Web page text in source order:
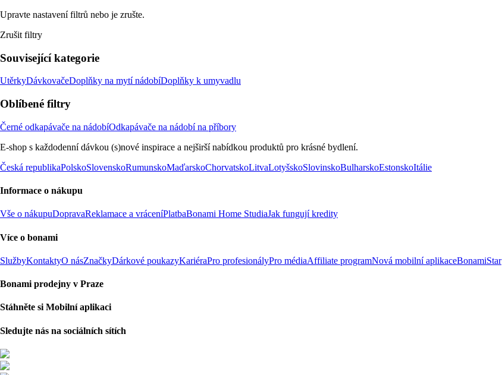
Upravte nastavení filtrů nebo je zrušte.
Zrušit filtry
Související kategorie
UtěrkyDávkovačeDoplňky na mytí nádobíDoplňky k umyvadlu
Oblíbené filtry
Černé odkapávače na nádobíOdkapávače na nádobí na příbory
E-shop s každodenní dávkou (s)nové inspirace a nejširší nabídkou produktů pro krásné bydlení.
Česká republikaPolskoSlovenskoRumunskoMaďarskoChorvatskoLitvaLotyšskoSlovinskoBulharskoEstonskoItálie
Informace o nákupu
Vše o nákupuDopravaReklamace a vráceníPlatbaBonami Home StudiaJak fungují kredity
Více o bonami
SlužbyKontaktyO násZnačkyDárkové poukazyKariéraPro profesionályPro médiaAffiliate programNová mobilní aplikaceBonamiStar
Bonami prodejny v Praze
Stáhněte si Mobilní aplikaci
Sledujte nás na sociálních sítích